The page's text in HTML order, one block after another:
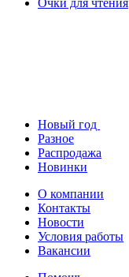
Новый год
Разное
Распродажа
Новинки
О компании
Контакты
Новости
Условия работы
Вакансии